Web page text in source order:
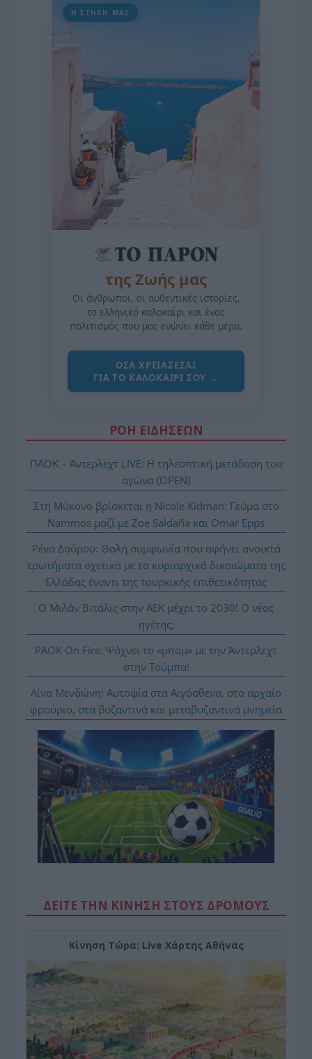
Η ΣΤΗΛΗ ΜΑΣ
της Ζωής μας
Οι άνθρωποι, οι αυθεντικές ιστορίες,
το ελληνικό καλοκαίρι και ένας
πολιτισμός που μας ενώνει κάθε μέρα.
ΌΣΑ ΧΡΕΙΆΖΕΣΑΙ
ΓΙΑ ΤΟ ΚΑΛΟΚΑΊΡΙ ΣΟΥ →
ΡΟΗ ΕΙΔΗΣΕΩΝ
ΠΑΟΚ – Άντερλεχτ LIVE: Η τηλεοπτική μετάδοση του
αγώνα (OPEN)
Στη Μύκονο βρίσκεται η Nicole Kidman: Γεύμα στο
Nammos μαζί με Zoe Saldaña και Omar Epps
Ρένα Δούρου: Θολή συμφωνία που αφήνει ανοικτά
ερωτήματα σχετικά με τα κυριαρχικά δικαιώματα της
Ελλάδας έναντι της τουρκικής επιθετικότητας
Ο Μιλάν Βιτάλις στην ΑΕΚ μέχρι το 2030! Ο νέος
ηγέτης;
PAOK On Fire: Ψάχνει το «μπαμ» με την Άντερλεχτ
στην Τούμπα!
Λίνα Μενδώνη: Αυτοψία στα Αιγόσθενα, στο αρχαίο
φρούριο, στα βυζαντινά και μεταβυζαντινά μνημεία
ΔΕΙΤΕ ΤΗΝ ΚΙΝΗΣΗ ΣΤΟΥΣ ΔΡΌΜΟΥΣ
Κίνηση Τώρα: Live Χάρτης Αθήνας